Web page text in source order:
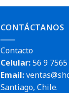
CONTÁCTANOS
Contacto
Celular:56 9 7565
Email:
Santiago, Chile.